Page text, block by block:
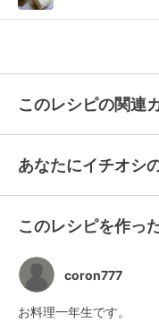
このレシピの関連
あなたにイチオシ
このレシピを作っ
coron777
お料理一年生です。